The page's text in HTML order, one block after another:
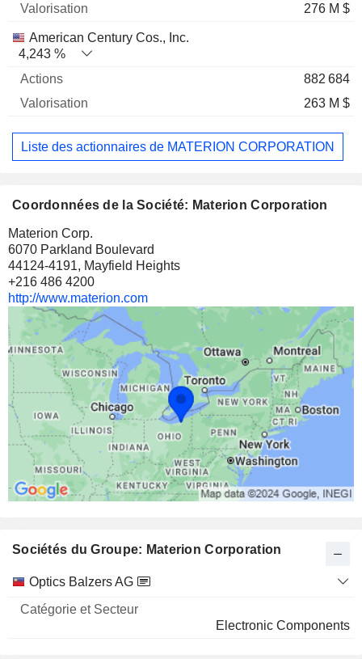
276 M $
American Century Cos., Inc.
4,243 %
882 684
263 M $
Liste des actionnaires de MATERION CORPORATION
Coordonnées de la Société: Materion Corporation
Materion Corp.
6070 Parkland Boulevard
44124-4191, Mayfield Heights
+216 486 4200
http://www.materion.com
Sociétés du Groupe: Materion Corporation
Nom
Catégorie
Secteur
Optics Balzers AG
Electronic Components